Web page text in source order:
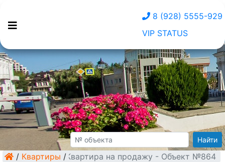
8 (928) 5555-929
VIP STATUS
Найти
/ Квартиры /Квартира на продажу - Объект №864